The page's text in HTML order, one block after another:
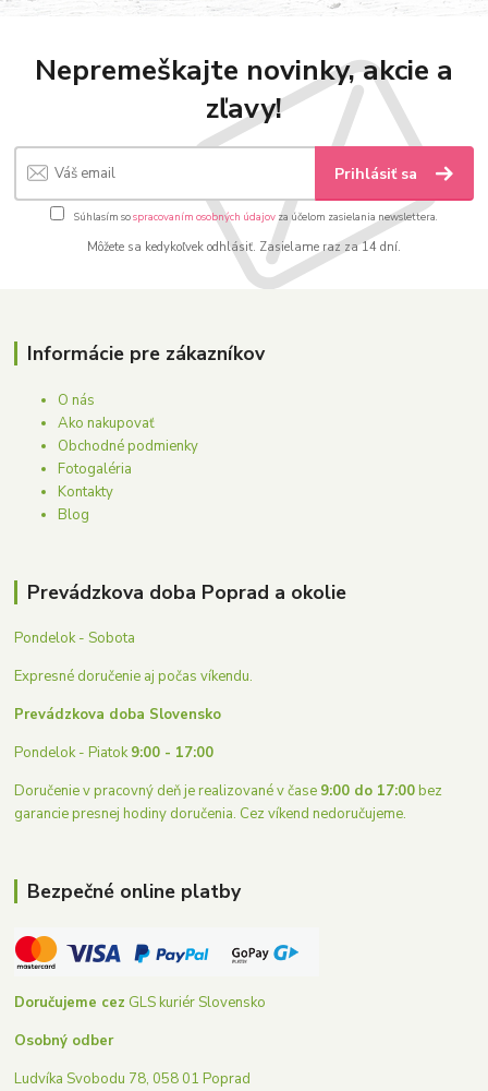
Nepremeškajte novinky, akcie a
zľavy!
Prihlásiť sa
Súhlasím sospracovaním osobných údajov za účelom zasielania newslettera.
Môžete sa kedykoľvek odhlásiť. Zasielame raz za 14 dní.
Informácie pre zákazníkov
O nás
Ako nakupovať
Obchodné podmienky
Fotogaléria
Kontakty
Blog
Prevádzkova doba Poprad a okolie
Pondelok - Sobota
Expresné doručenie aj počas víkendu.
Prevádzkova doba Slovensko
Pondelok - Piatok9:00 - 17:00
Doručenie v pracovný deň je realizované v čase 9:00 do 17:00bez
garancie presnej hodiny doručenia. Cez víkend nedoručujeme.
Bezpečné online platby
Doručujeme cez GLS kuriér Slovensko
Osobný odber
Ludvíka Svobodu 78, 058 01 Poprad